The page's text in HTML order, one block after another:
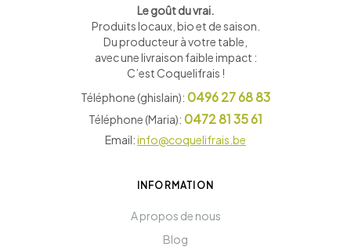
Le goût du vrai.
Produits locaux, bio et de saison
Du producteur à votre table,
avec une livraison faible impact :
C’est Coquelifrais !
Téléphone (ghislain): 0496 27 68 83
Téléphone (Maria): 0472 81 35 61
Email:info@coquelifrais.be
INFORMATION
A propos de nous
Blog